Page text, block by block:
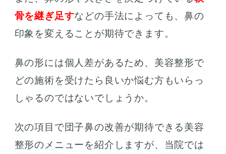
骨を継ぎ足すなどの手法によっても、鼻の
印象を変えることが期待できます。
鼻の形には個人差があるため、美容整形で
どの施術を受けたら良いか悩む方もいらっ
しゃるのではないでしょうか。
次の項目で団子鼻の改善が期待できる美容
整形のメニューを紹介しますが、当院では